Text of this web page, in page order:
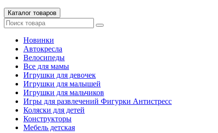
Каталог товаров
Новинки
Автокресла
Велосипеды
Все для мамы
Игрушки для девочек
Игрушки для малышей
Игрушки для мальчиков
Игры для развлечений Фигурки Антистресс
Коляски для детей
Конструкторы
Мебель детская